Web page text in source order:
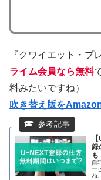
『クワイエット・プ
ライム会員なら無料
料みたいですね）
吹き替え版を
録
も
自
ー
ね